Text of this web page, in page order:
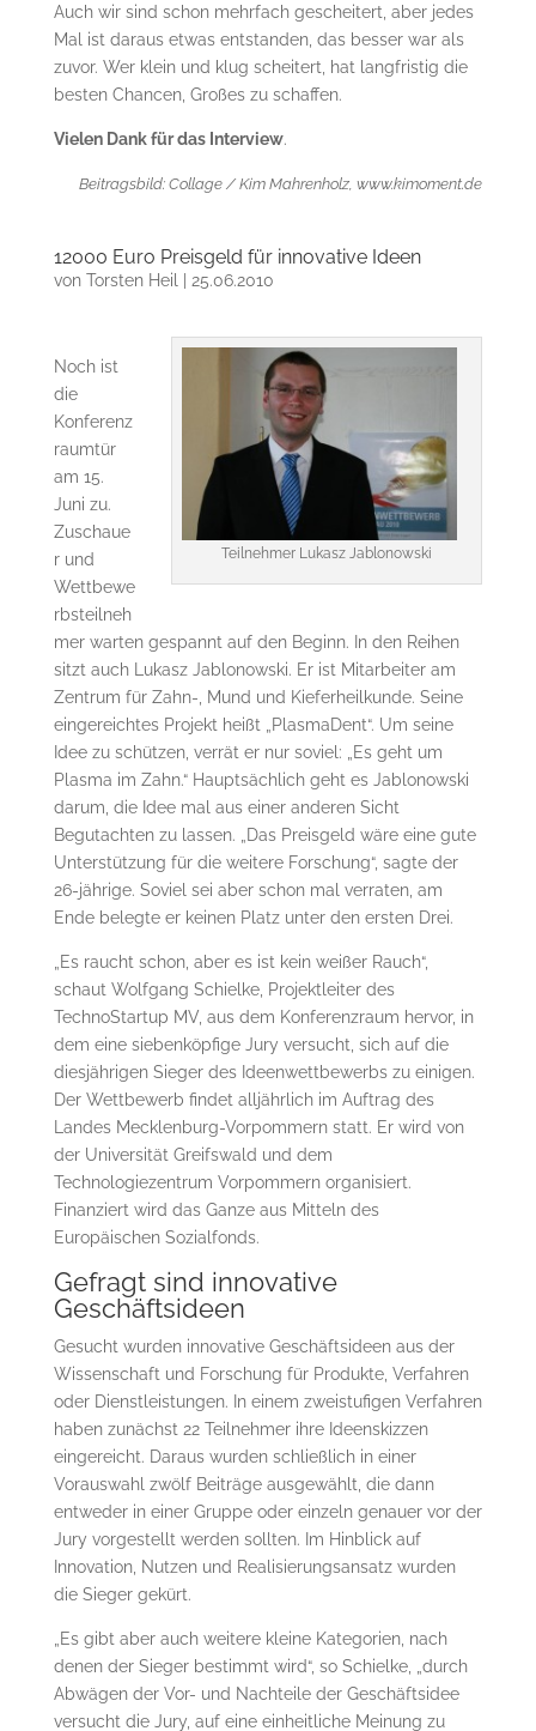
Auch wir sind schon mehrfach gescheitert, aber jedes
Mal ist daraus etwas entstanden, das besser war als
zuvor. Wer klein und klug scheitert, hat langfristig die
besten Chancen, Großes zu schaffen.
Vielen Dank für das Interview.
Beitragsbild: Collage / Kim Mahrenholz, www.kimoment.de
12000 Euro Preisgeld für innovative Ideen
von Torsten Heil | 25.06.2010
Teilnehmer Lukasz Jablonowski
Noch ist
die
Konferenz
raumtür
am 15.
Juni zu.
Zuschaue
r und
Wettbewe
rbsteilneh
mer warten gespannt auf den Beginn. In den Reihen
sitzt auch Lukasz Jablonowski. Er ist Mitarbeiter am
Zentrum für Zahn-, Mund und Kieferheilkunde. Seine
eingereichtes Projekt heißt „PlasmaDent“. Um seine
Idee zu schützen, verrät er nur soviel: „Es geht um
Plasma im Zahn.“ Hauptsächlich geht es Jablonowski
darum, die Idee mal aus einer anderen Sicht
Begutachten zu lassen. „Das Preisgeld wäre eine gute
Unterstützung für die weitere Forschung“, sagte der
26-jährige. Soviel sei aber schon mal verraten, am
Ende belegte er keinen Platz unter den ersten Drei.
„Es raucht schon, aber es ist kein weißer Rauch“,
schaut Wolfgang Schielke, Projektleiter des
TechnoStartup MV, aus dem Konferenzraum hervor, in
dem eine siebenköpfige Jury versucht, sich auf die
diesjährigen Sieger des Ideenwettbewerbs zu einigen.
Der Wettbewerb findet alljährlich im Auftrag des
Landes Mecklenburg-Vorpommern statt. Er wird von
der Universität Greifswald und dem
Technologiezentrum Vorpommern organisiert.
Finanziert wird das Ganze aus Mitteln des
Europäischen Sozialfonds.
Gefragt sind innovative
Geschäftsideen
Gesucht wurden innovative Geschäftsideen aus der
Wissenschaft und Forschung für Produkte, Verfahren
oder Dienstleistungen. In einem zweistufigen Verfahren
haben zunächst 22 Teilnehmer ihre Ideenskizzen
eingereicht. Daraus wurden schließlich in einer
Vorauswahl zwölf Beiträge ausgewählt, die dann
entweder in einer Gruppe oder einzeln genauer vor der
Jury vorgestellt werden sollten. Im Hinblick auf
Innovation, Nutzen und Realisierungsansatz wurden
die Sieger gekürt.
„Es gibt aber auch weitere kleine Kategorien, nach
denen der Sieger bestimmt wird“, so Schielke, „durch
Abwägen der Vor- und Nachteile der Geschäftsidee
versucht die Jury, auf eine einheitliche Meinung zu